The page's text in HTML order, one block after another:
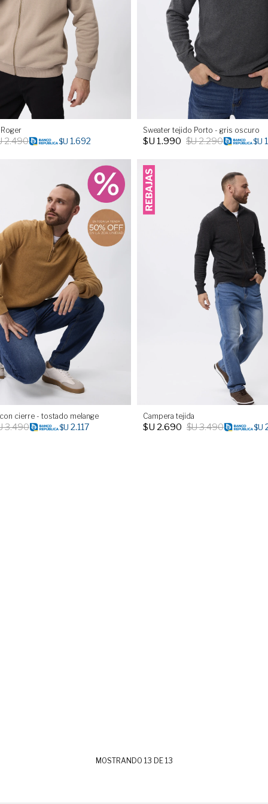
2.490 $U 1.692
Sweater tejido Porto - gris oscuro
$U 1.990 $U2.290 $U
cierre - tostado melange
3.490 $U 2.117
Campera tejida
$U 2.690 $U3.490 $U
MOSTRANDO 13 DE 13